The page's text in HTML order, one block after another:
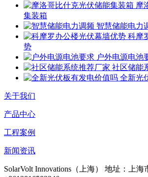
摩
集装箱
智慧储能电力
科摩
势
户外电源电池
社区储能
全新光
关于我们
产品中心
工程案例
新闻资讯
SolarVolt Innovations（上海） 地址：上海